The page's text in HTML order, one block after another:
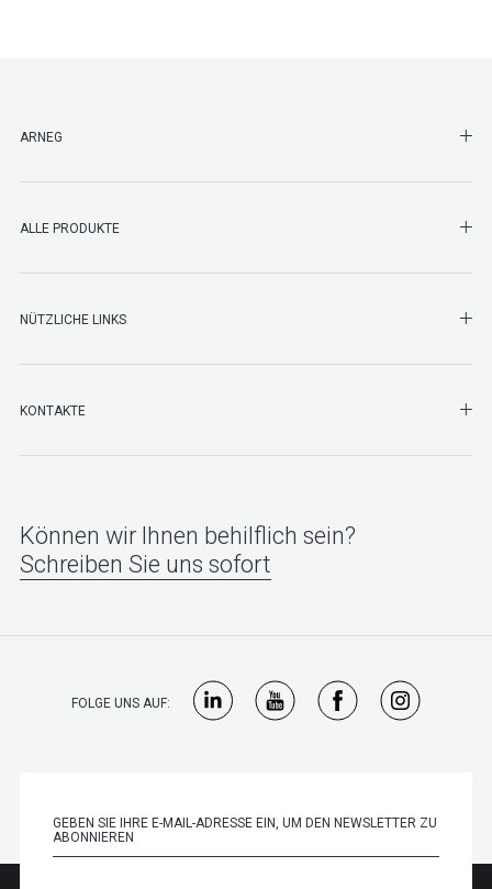
ARNEG
ALLE PRODUKTE
NÜTZLICHE LINKS
KONTAKTE
Können wir Ihnen behilflich sein?
Schreiben Sie uns sofort
FOLGE UNS AUF: